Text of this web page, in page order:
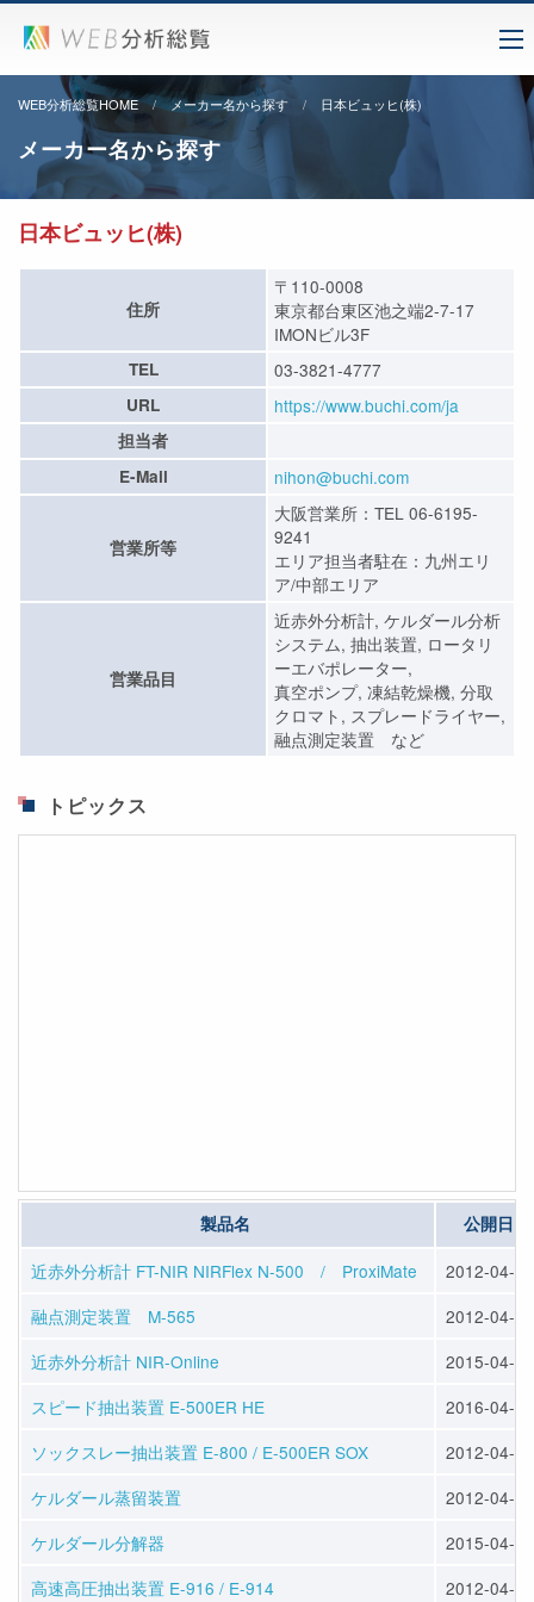
WEB分析総覧HOME メーカー名から探す 日本ビュッヒ(株)
メーカー名から探す
日本ビュッヒ(株)
住所
〒110-0008
東京都台東区池之端2-7-17
IMONビル3F
TEL 03-3821-4777
URL https://www.buchi.com/ja
担当者
E-Mail
nihon@buchi.com
営業所等
大阪営業所：TEL 06-6195-
9241
エリア担当者駐在：九州エリ
ア/中部エリア
営業品目
近赤外分析計, ケルダール分析
システム, 抽出装置, ロータリ
ーエバポレーター,
真空ポンプ, 凍結乾燥機, 分取
クロマト, スプレードライヤー,
融点測定装置 など
トピックス
製品名 公開日
近赤外分析計 FT-NIR NIRFlex N-500 / ProxiMate
2012-04-23
融点測定装置 M-565
2012-04-23
近赤外分析計 NIR-Online
2015-04-10
スピード抽出装置 E-500ER HE
2016-04-13
ソックスレー抽出装置 E-800 / E-500ER SOX
2012-04-25
ケルダール蒸留装置
2012-04-25
ケルダール分解器
2015-04-10
高速高圧抽出装置 E-916 / E-914
2012-04-25